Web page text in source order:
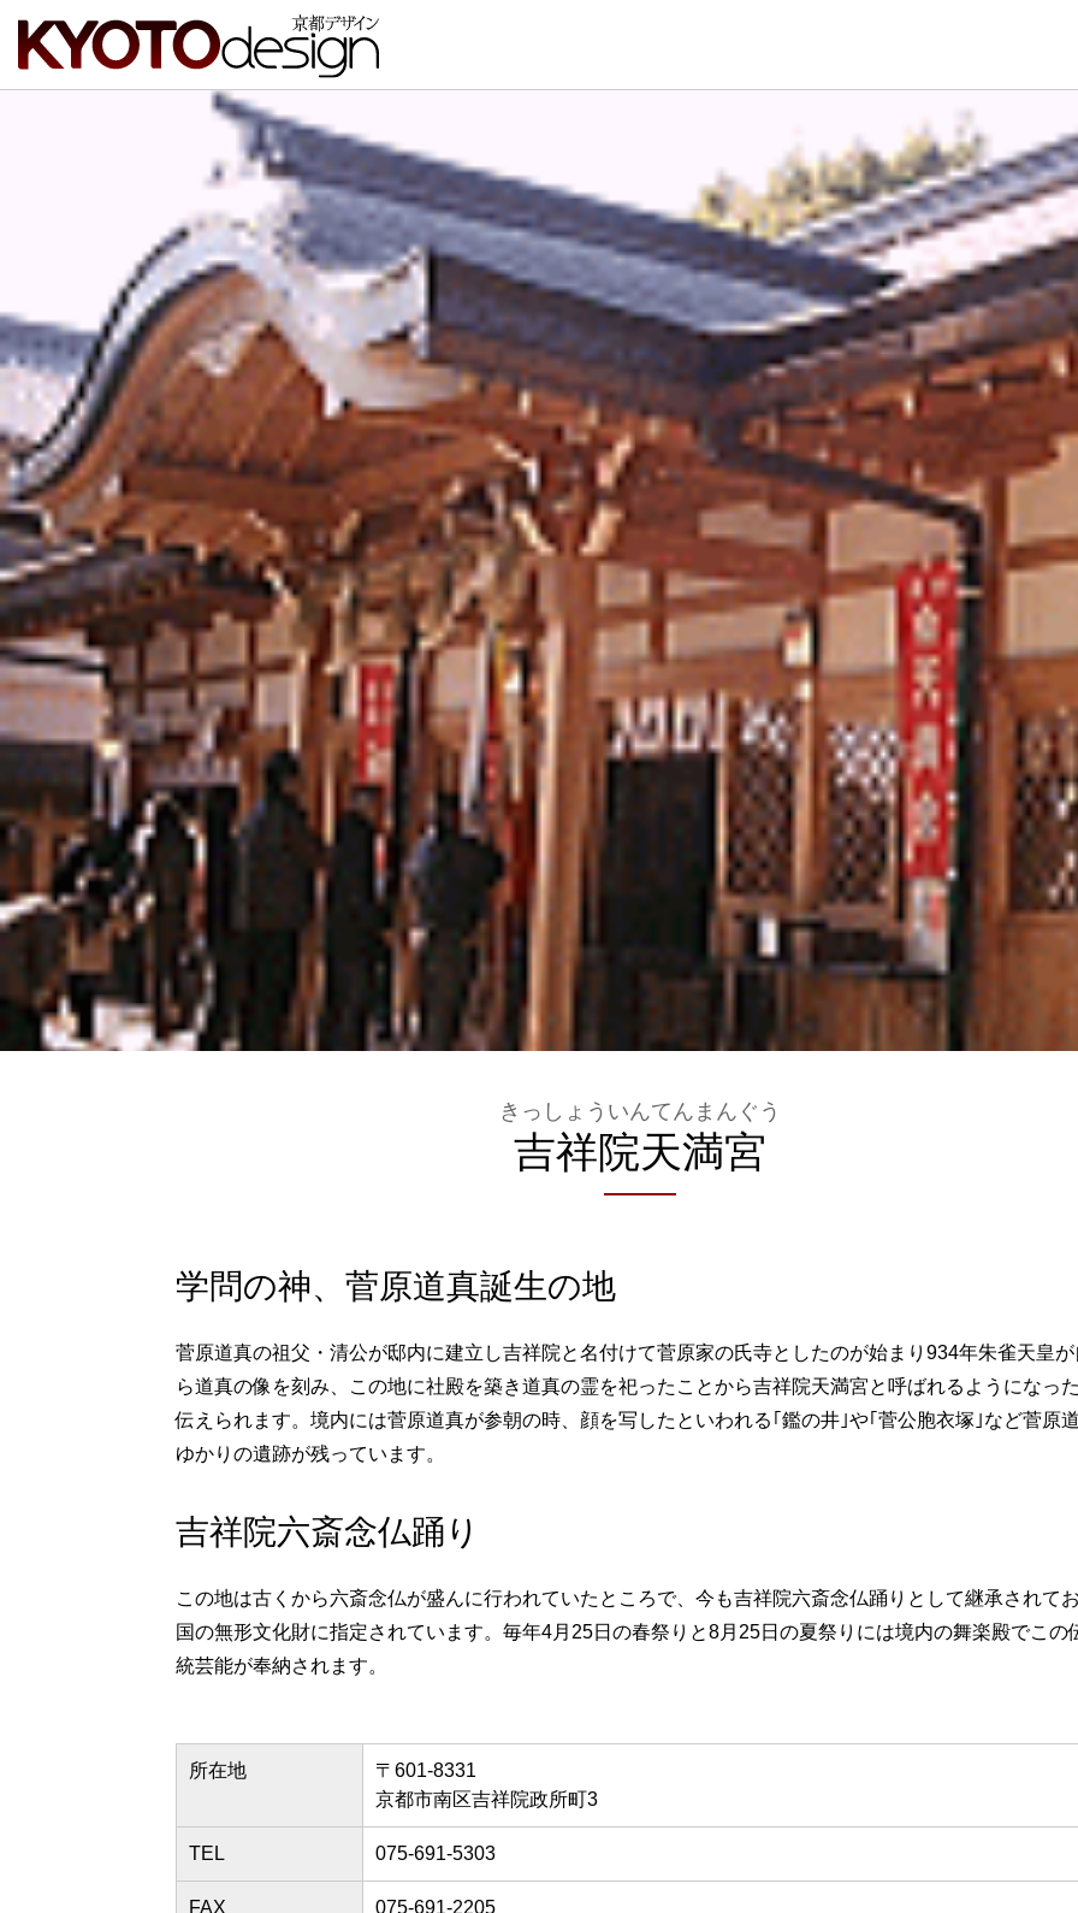
吉祥院天満宮
きっしょういんてんまんぐう
学問の神、菅原道真誕生の地
菅原道真の祖父・清公が邸内に建立し吉祥院と名付けて菅原家の氏寺としたのが始まり934年朱雀天皇が
ら道真の像を刻み、この地に社殿を築き道真の霊を祀ったことから吉祥院天満宮と呼ばれるようになっ
伝えられます。境内には菅原道真が参朝の時、顔を写したといわれる｢鑑の井｣や｢菅公胞衣塚｣など菅原
ゆかりの遺跡が残っています。
吉祥院六斎念仏踊り
この地は古くから六斎念仏が盛んに行われていたところで、今も吉祥院六斎念仏踊りとして継承されて
国の無形文化財に指定されています。毎年4月25日の春祭りと8月25日の夏祭りには境内の舞楽殿でこの
統芸能が奉納されます。
所在地
〒601-8331
京都市南区吉祥院政所町3
TEL 075-691-5303
FAX 075-691-2205